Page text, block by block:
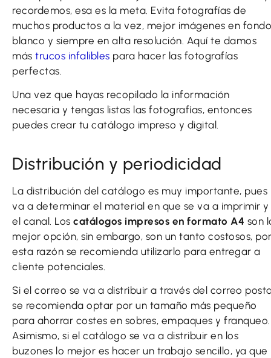
recordemos, esa es la meta. Evita fotografías de
muchos productos a la vez, mejor imágenes en fondo
blanco y siempre en alta resolución. Aquí te damos
más trucos infalibles para hacer las fotografías
perfectas.
Una vez que hayas recopilado la información
necesaria y tengas listas las fotografías, entonces
puedes crear tu catálogo impreso y digital.
Distribución y periodicidad
La distribución del catálogo es muy importante, pues
va a determinar el material en que se va a imprimir y
el canal. Los catálogos impresos en formato A4 son
mejor opción, sin embargo, son un tanto costosos,
esta razón se recomienda utilizarlo para entregar a
cliente potenciales.
Si el correo se va a distribuir a través del correo
se recomienda optar por un tamaño más pequeño
para ahorrar costes en sobres, empaques y franqueo.
Asimismo, si el catálogo se va a distribuir en los
buzones lo mejor es hacer un trabajo sencillo, ya que